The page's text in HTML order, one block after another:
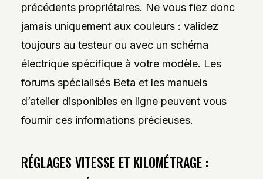
précédents propriétaires. Ne vous fiez donc
jamais uniquement aux couleurs : validez
toujours au testeur ou avec un schéma
électrique spécifique à votre modèle. Les
forums spécialisés Beta et les manuels
d’atelier disponibles en ligne peuvent vous
fournir ces informations précieuses.
RÉGLAGES VITESSE ET KILOMÉTRAGE :